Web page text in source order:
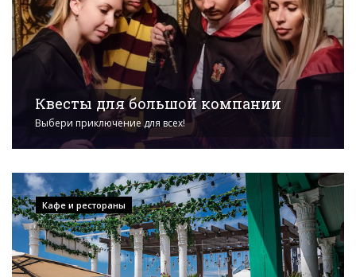
Квесты для большой компании
Выбери приключение для всех!
Кафе и рестораны